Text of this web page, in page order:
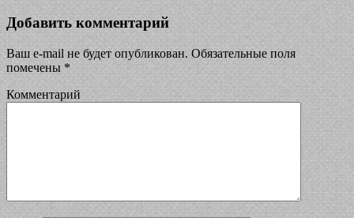
Добавить комментарий
Ваш e-mail не будет опубликован. Обязательные поля
помечены *
Комментарий